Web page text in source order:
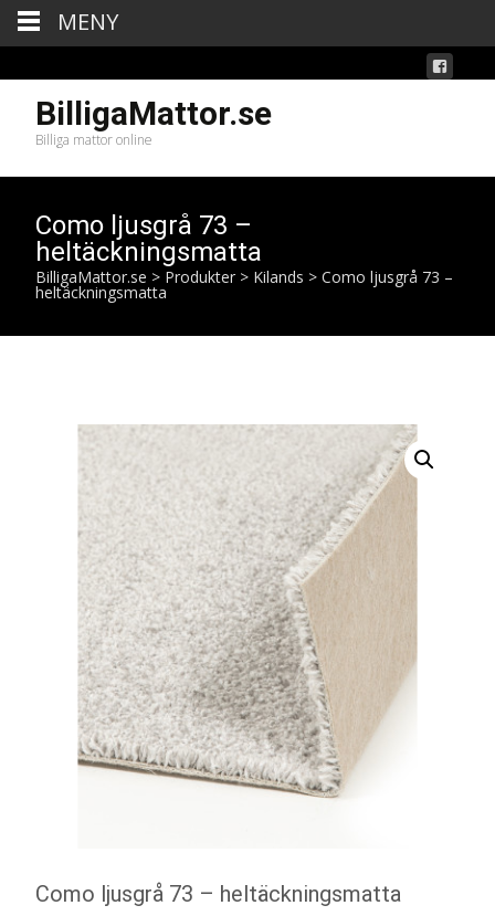
BilligaMattor.se
Billiga mattor online
Como ljusgrå 73 –
heltäckningsmatta
BilligaMattor.se > Produkter > Kilands > Como ljusgrå 73 –
heltäckningsmatta
Como ljusgrå 73 – heltäckningsmatta
MENY